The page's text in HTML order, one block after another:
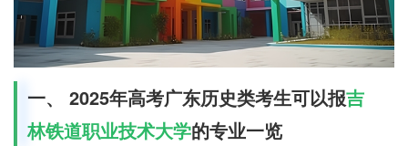
一、 2025年高考广东历史类考生可以报吉
林铁道职业技术大学的专业一览